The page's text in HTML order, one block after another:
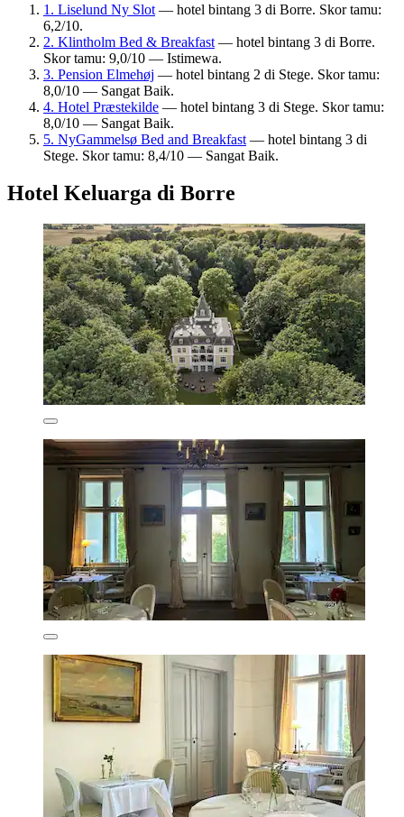
1. Liselund Ny Slot — hotel bintang 3 di Borre. Skor tamu:
6,2/10.
2. Klintholm Bed & Breakfast — hotel bintang 3 di Borre.
Skor tamu: 9,0/10 — Istimewa.
3. Pension Elmehøj — hotel bintang 2 di Stege. Skor tamu:
8,0/10 — Sangat Baik.
4. Hotel Præstekilde — hotel bintang 3 di Stege. Skor tamu:
8,0/10 — Sangat Baik.
5. NyGammelsø Bed and Breakfast — hotel bintang 3 di
Stege. Skor tamu: 8,4/10 — Sangat Baik.
Hotel Keluarga di Borre